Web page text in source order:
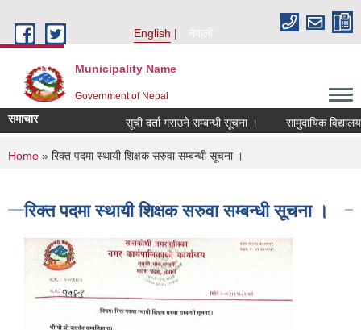
English
नेपाली
Municipality Name
Government of Nepal
समाचार सूची दर्ता गराउने सम्बन्धी सूचना । सामुदायिक
You are here
Home » रिक्त पदमा स्थायी शिक्षक सरुवा सम्बन्धी सूचना ।
रिक्त पदमा स्थायी शिक्षक सरुवा सम्बन्धी सूचना ।